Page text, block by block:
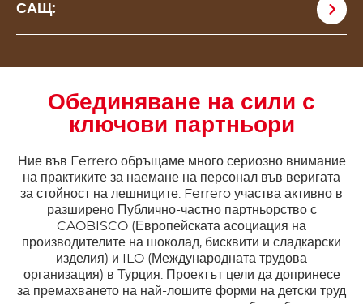
САЩ:
Обединяване на сили с
ключови партньори
Ние във Ferrero обръщаме много сериозно внимание
на практиките за наемане на персонал във веригата
за стойност на лешниците. Ferrero участва активно в
разширено Публично-частно партньорство с
CAOBISCO (Европейската асоциация на
производителите на шоколад, бисквити и сладкарски
изделия) и ILO (Международната трудова
организация) в Турция. Проектът цели да допринесе
за премахването на най-лошите форми на детски труд